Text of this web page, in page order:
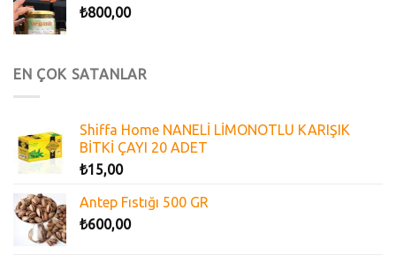
₺800,00
EN ÇOK SATANLAR
Shiffa Home NANELİ LİMONOTLU KARIŞIK
BİTKİ ÇAYI 20 ADET
₺15,00
Antep Fıstığı 500 GR
₺600,00